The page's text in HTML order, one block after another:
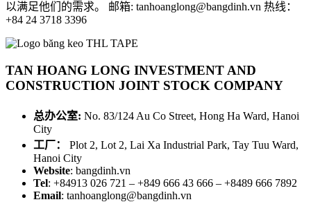
以满足他们的需求。 邮箱: tanhoanglong@bangdinh.vn 热线：
+84 24 3718 3396
TAN HOANG LONG INVESTMENT AND
CONSTRUCTION JOINT STOCK COMPANY
总办公室: No. 83/124 Au Co Street, Hong Ha Ward, Hanoi
City
工厂：
Plot 2, Lot 2, Lai Xa Industrial Park, Tay Tuu Ward,
Hanoi City
Website: bangdinh.vn
Tel: +84913 026 721 – +849 666 43 666 – +8489 666 7892
Email: tanhoanglong@bangdinh.vn